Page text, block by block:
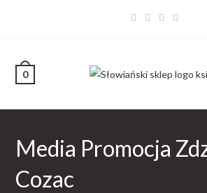
0
Media Promocja
Cozac